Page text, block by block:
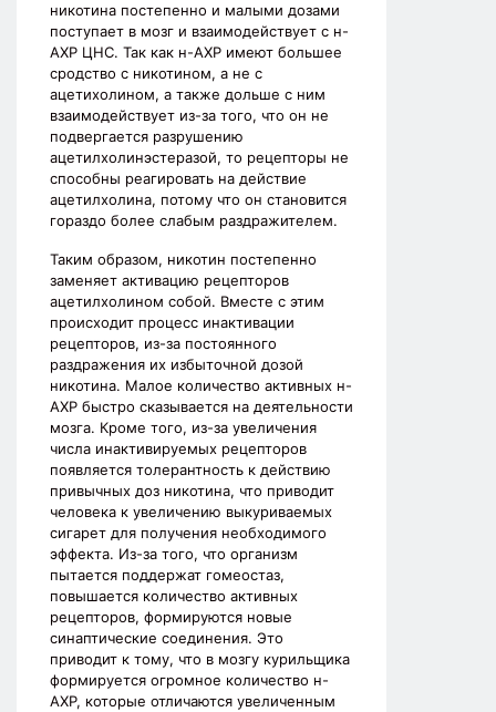
никотина постепенно и малыми дозами
поступает в мозг и взаимодействует с н-
АХР ЦНС. Так как н-АХР имеют большее
сродство с никотином, а не с
ацетихолином, а также дольше с ним
взаимодействует из-за того, что он не
подвергается разрушению
ацетилхолинэстеразой, то рецепторы не
способны реагировать на действие
ацетилхолина, потому что он становится
гораздо более слабым раздражителем.
Таким образом, никотин постепенно
заменяет активацию рецепторов
ацетилхолином собой. Вместе с этим
происходит процесс инактивации
рецепторов, из-за постоянного
раздражения их избыточной дозой
никотина. Малое количество активных н-
АХР быстро сказывается на деятельности
мозга. Кроме того, из-за увеличения
числа инактивируемых рецепторов
появляется толерантность к действию
привычных доз никотина, что приводит
человека к увеличению выкуриваемых
сигарет для получения необходимого
эффекта. Из-за того, что организм
пытается поддержат гомеостаз,
повышается количество активных
рецепторов, формируются новые
синаптические соединения. Это
приводит к тому, что в мозгу курильщика
формируется огромное количество н-
АХР, которые отличаются увеличенным